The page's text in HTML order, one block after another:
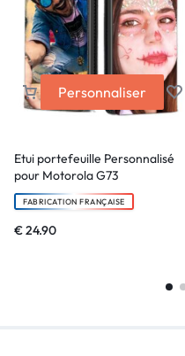
Personnaliser
Etui portefeuille Personnalisé
pour Motorola G73
FABRICATION FRANÇAISE
€24.90